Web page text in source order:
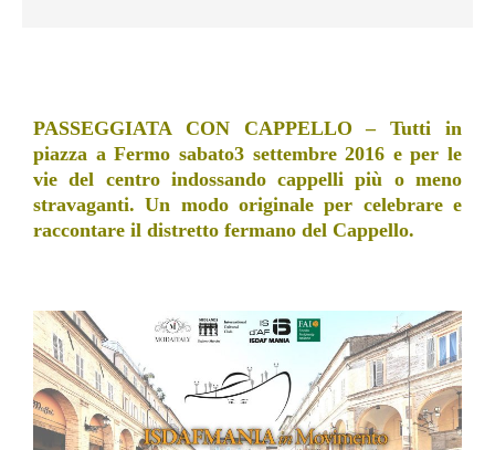
PASSEGGIATA CON CAPPELLO – Tutti in
piazza a Fermo sabato3 settembre 2016 e per le
vie del centro indossando cappelli più o meno
stravaganti. Un modo originale per celebrare e
raccontare il distretto fermano del Cappello.